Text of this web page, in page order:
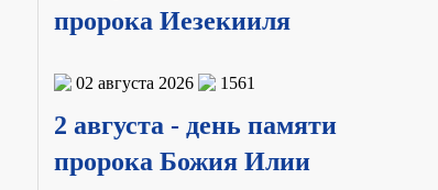
пророка Иезекииля
02 августа 2026 1561
2 августа - день памяти
пророка Божия Илии